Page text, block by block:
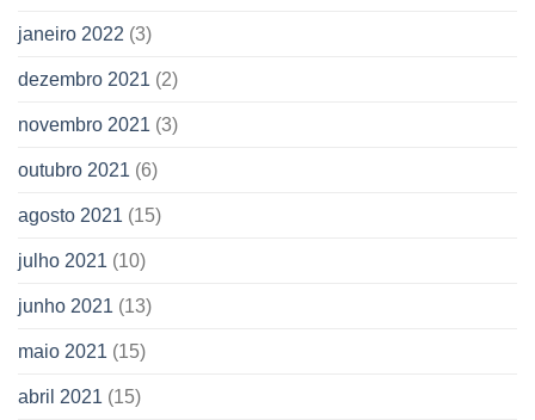
janeiro 2022 (3)
dezembro 2021 (2)
novembro 2021 (3)
outubro 2021 (6)
agosto 2021 (15)
julho 2021 (10)
junho 2021 (13)
maio 2021 (15)
abril 2021 (15)